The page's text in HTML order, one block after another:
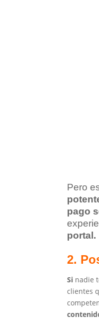
Pero
pago
portal.
2.
Si nadie
clientes